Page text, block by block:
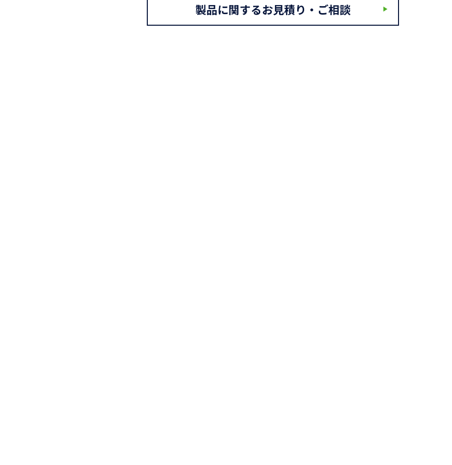
製品に関するお見積り・ご相談